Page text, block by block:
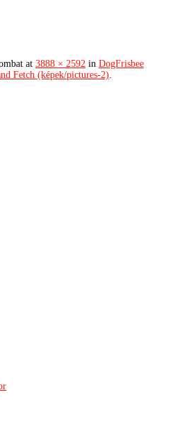
at 3888 × 2592 in DogFrisbee
Fetch (képek/pictures-2)